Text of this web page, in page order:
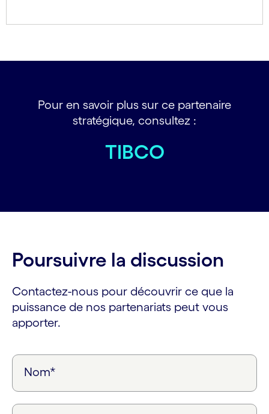
Pour en savoir plus sur ce partenaire
stratégique, consultez :
TIBCO
Poursuivre la discussion
Contactez-nous pour découvrir ce que la
puissance de nos partenariats peut vous
apporter.
Nom*